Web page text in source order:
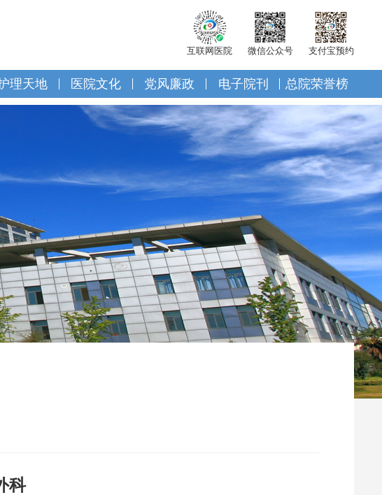
互联网医院 微信公众号 支付宝预约
理天地 医院文化 党风廉政 电子院刊 总院荣誉榜
科